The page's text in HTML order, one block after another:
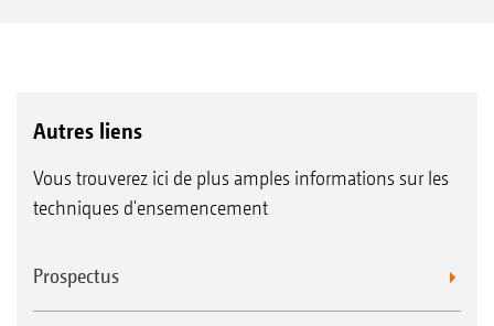
Autres liens
Vous trouverez ici de plus amples informations sur les
techniques d'ensemencement
Prospectus